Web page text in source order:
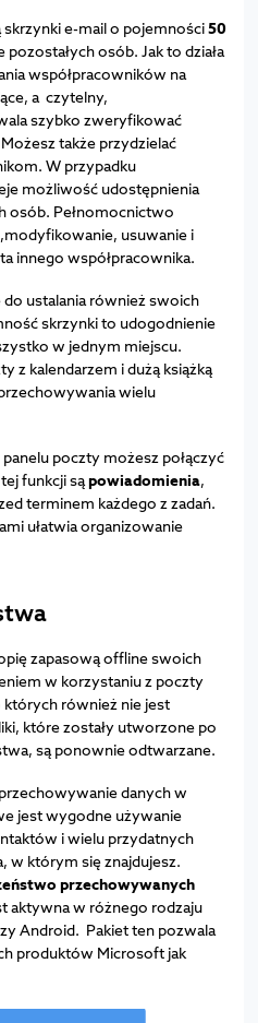
e-mail o pojemności50
osób. Jak to działa
współpracowników na
a czytelny,
szybko zweryfikować
także przydzielać
W przypadku
możliwość udostępnienia
osób. Pełnomocnictwo
usuwanie i
innego współpracownika.
ustalania również swoich
skrzynki to udogodnienie
w jednym miejscu.
z kalendarzem i dużą książką
wielu
poczty możesz połączyć
funkcji sąpowiadomienia,
terminem każdego z zadań.
ułatwia organizowanie
zapasową offline swoich
w korzystaniu z poczty
których również nie jest
które zostały utworzone po
są ponownie odtwarzane.
danych w
jest wygodne używanie
i wielu przydatnych
w którym się znajdujesz.
przechowywanych
aktywna w różnego rodzaju
Android. Pakiet ten pozwala
produktów Microsoft jak